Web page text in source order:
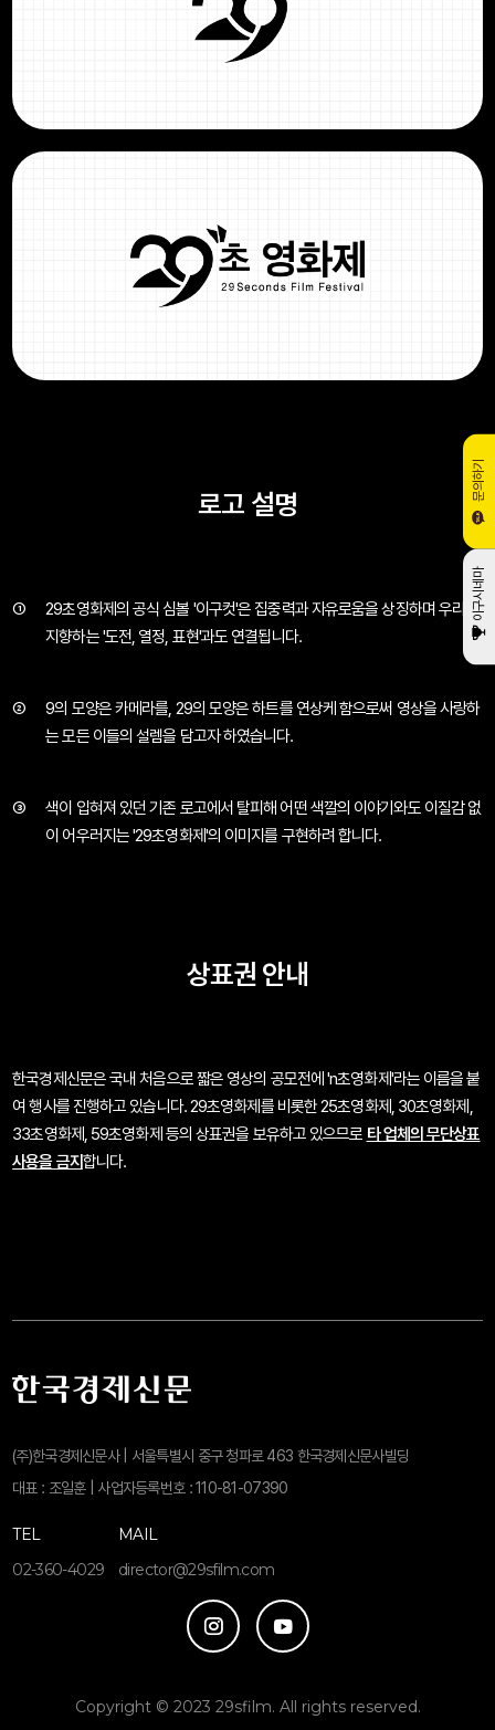
문의하기
이구시네마
로고 설명
① 29초영화제의 공식 심볼 '이구컷'은 집중력과 자유로움을 상징하며 우리가
지향하는 '도전, 열정, 표현'과도 연결됩니다.
② 9의 모양은 카메라를, 29의 모양은 하트를 연상케 함으로써 영상을 사랑하
는 모든 이들의 설렘을 담고자 하였습니다.
③ 색이 입혀져 있던 기존 로고에서 탈피해 어떤 색깔의 이야기와도 이질감 없
이 어우러지는 '29초영화제'의 이미지를 구현하려 합니다.
상표권 안내
한국경제신문은 국내 처음으로짧은 영상의 공모전에 'n초영화제'라는 이름을 붙
여 행사를 진행하고 있습니다.29초영화제를 비롯한 25초영화제, 30초영화제,
33초영화제, 59초영화제 등의상표권을 보유하고 있으므로 타 업체의 무단상표
사용을 금지합니다.
(주)한국경제신문사 | 서울특별시 중구 청파로 463 한국경제신문사빌딩
대표 : 조일훈 | 사업자등록번호 : 110-81-07390
TEL
02-360-4029
MAIL
director@29sfilm.com
Copyright © 2023 29sfilm. All rights reserved.